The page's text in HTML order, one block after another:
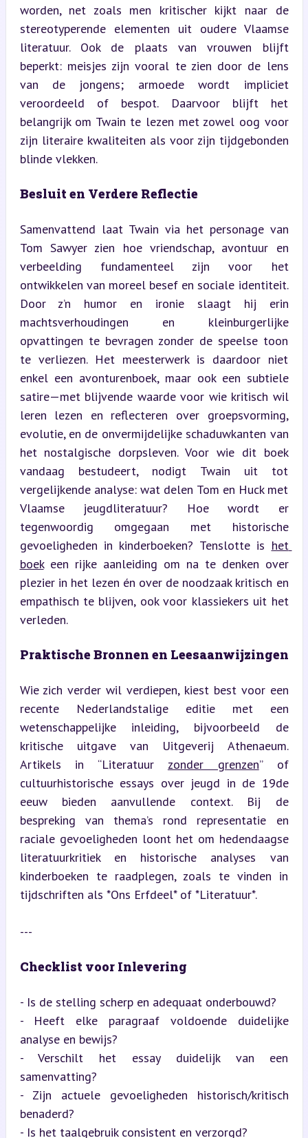
worden, net zoals men kritischer kijkt naar de
stereotyperende elementen uit oudere Vlaamse
literatuur. Ook de plaats van vrouwen blijft
beperkt: meisjes zijn vooral te zien door de lens
van de jongens; armoede wordt impliciet
veroordeeld of bespot. Daarvoor blijft het
belangrijk om Twain te lezen met zowel oog voor
zijn literaire kwaliteiten als voor zijn tijdgebonden
blinde vlekken.
Besluit en Verdere Reflectie
Samenvattend laat Twain via het personage van
Tom Sawyer zien hoe vriendschap, avontuur en
verbeelding fundamenteel zijn voor het
ontwikkelen van moreel besef en sociale identiteit.
Door z’n humor en ironie slaagt hij erin
machtsverhoudingen en kleinburgerlijke
opvattingen te bevragen zonder de speelse toon
te verliezen. Het meesterwerk is daardoor niet
enkel een avonturenboek, maar ook een subtiele
satire—met blijvende waarde voor wie kritisch wil
leren lezen en reflecteren over groepsvorming,
evolutie, en de onvermijdelijke schaduwkanten van
het nostalgische dorpsleven. Voor wie dit boek
vandaag bestudeert, nodigt Twain uit tot
vergelijkende analyse: wat delen Tom en Huck met
Vlaamse jeugdliteratuur? Hoe wordt er
tegenwoordig omgegaan met historische
gevoeligheden in kinderboeken? Tenslotte is het
boek een rijke aanleiding om na te denken over
plezier in het lezen én over de noodzaak kritisch en
empathisch te blijven, ook voor klassiekers uit het
verleden.
Praktische Bronnen en Leesaanwijzingen
Wie zich verder wil verdiepen, kiest best voor een
recente Nederlandstalige editie met een
wetenschappelijke inleiding, bijvoorbeeld de
kritische uitgave van Uitgeverij Athenaeum.
Artikels in “Literatuur zonder grenzen” of
cultuurhistorische essays over jeugd in de 19de
eeuw bieden aanvullende context. Bij de
bespreking van thema’s rond representatie en
raciale gevoeligheden loont het om hedendaagse
literatuurkritiek en historische analyses van
kinderboeken te raadplegen, zoals te vinden in
tijdschriften als *Ons Erfdeel* of *Literatuur*.
---
Checklist voor Inlevering
- Is de stelling scherp en adequaat onderbouwd?
- Heeft elke paragraaf voldoende duidelijke
analyse en bewijs?
- Verschilt het essay duidelijk van een
samenvatting?
- Zijn actuele gevoeligheden historisch/kritisch
benaderd?
- Is het taalgebruik consistent en verzorgd?